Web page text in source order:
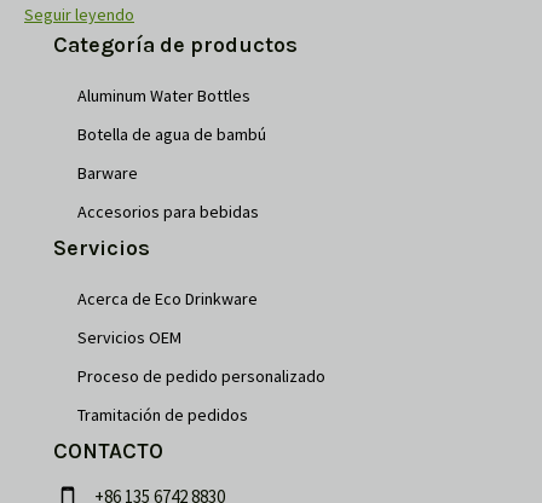
Seguir leyendo
Categoría de productos
Aluminum Water Bottles
Botella de agua de bambú
Barware
Accesorios para bebidas
Servicios
Acerca de Eco Drinkware
Servicios OEM
Proceso de pedido personalizado
Tramitación de pedidos
CONTACTO
+86 135 6742 8830